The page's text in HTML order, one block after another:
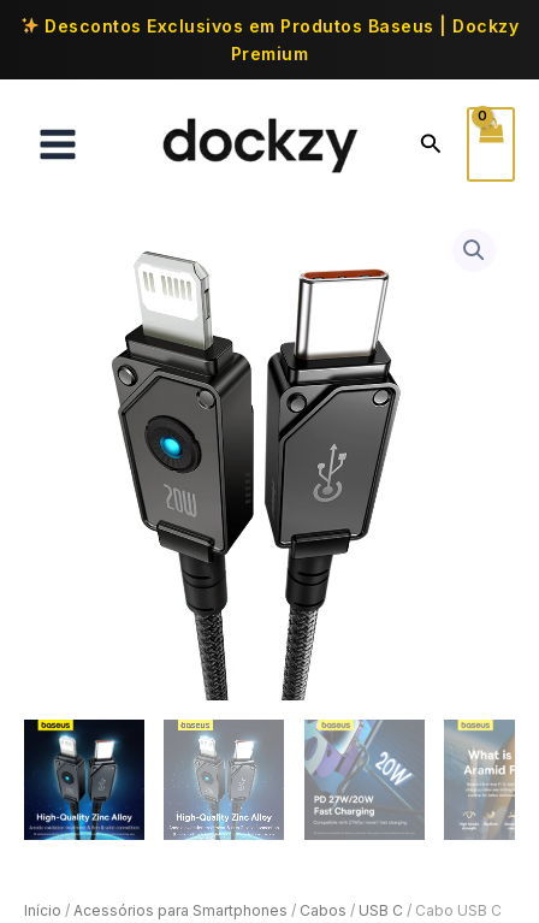
Descontos Exclusivos em Produtos Baseus | Dockzy
Premium
Início / Acessórios para Smartphones / Cabos / USB C / Cabo USB C